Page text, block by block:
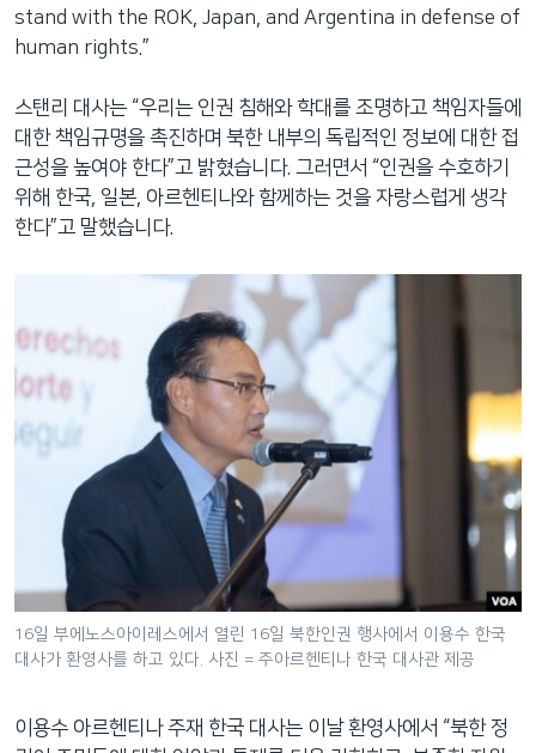
stand with the ROK, Japan, and Argentina in defense of
human rights.”
스탠리 대사는 “우리는 인권 침해와 학대를 조명하고 책임자들에
대한 책임규명을 촉진하며 북한 내부의 독립적인 정보에 대한 접
근성을 높여야 한다”고 밝혔습니다. 그러면서 “인권을 수호하기
위해 한국, 일본, 아르헨티나와 함께하는 것을 자랑스럽게 생각
한다”고 말했습니다.
16일 부에노스아이레스에서 열린 16일 북한인권 행사에서 이용수 한국
대사가 환영사를 하고 있다. 사진 = 주아르헨티나 한국 대사관 제공
이용수 아르헨티나 주재 한국 대사는 이날 환영사에서 “북한 정